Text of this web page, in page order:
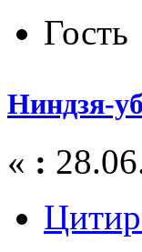
Гость
Ниндзя-
« :